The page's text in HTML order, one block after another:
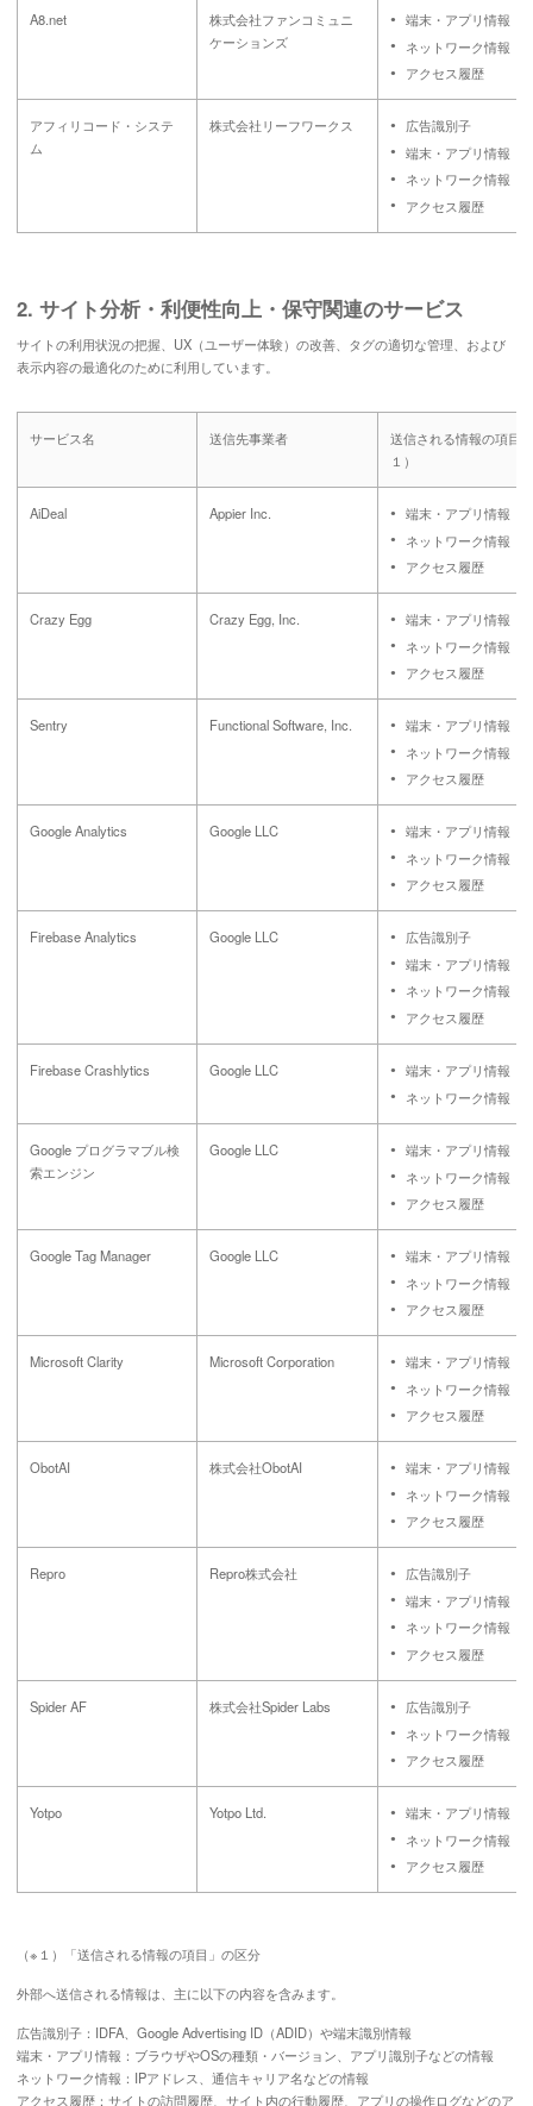
A8.net
株式会社ファンコミュニ
ケーションズ
端末・アプリ情報
ネットワーク情報
アクセス履歴
アフィリコード・システ
ム
株式会社リーフワークス
広告識別子
端末・アプリ情報
ネットワーク情報
アクセス履歴
2. サイト分析・利便性向上・保守関連のサービス
サイトの利用状況の把握、UX（ユーザー体験）の改善、タグの適切な管理、および
表示内容の最適化のために利用しています。
サービス名 送信先事業者
送信される情報の項目
１）
AiDeal Appier Inc.
端末・アプリ情報
ネットワーク情報
アクセス履歴
Crazy Egg Crazy Egg, Inc.
端末・アプリ情報
ネットワーク情報
アクセス履歴
Sentry Functional Software, Inc.
端末・アプリ情報
ネットワーク情報
アクセス履歴
Google Analytics Google LLC
端末・アプリ情報
ネットワーク情報
アクセス履歴
Firebase Analytics Google LLC
広告識別子
端末・アプリ情報
ネットワーク情報
アクセス履歴
Firebase Crashlytics Google LLC
端末・アプリ情報
ネットワーク情報
Google プログラマブル検
索エンジン
Google LLC
端末・アプリ情報
ネットワーク情報
アクセス履歴
Google Tag Manager Google LLC
端末・アプリ情報
ネットワーク情報
アクセス履歴
Microsoft Clarity Microsoft Corporation
端末・アプリ情報
ネットワーク情報
アクセス履歴
ObotAI 株式会社ObotAI
端末・アプリ情報
ネットワーク情報
アクセス履歴
Repro Repro株式会社
広告識別子
端末・アプリ情報
ネットワーク情報
アクセス履歴
Spider AF 株式会社Spider Labs
広告識別子
ネットワーク情報
アクセス履歴
Yotpo Yotpo Ltd.
端末・アプリ情報
ネットワーク情報
アクセス履歴
（※１）「送信される情報の項目」の区分
外部へ送信される情報は、主に以下の内容を含みます。
広告識別子：IDFA、Google Advertising ID（ADID）や端末識別情報
端末・アプリ情報：ブラウザやOSの種類・バージョン、アプリ識別子などの情報
ネットワーク情報：IPアドレス、通信キャリア名などの情報
アクセス履歴：サイトの訪問履歴、サイト内の行動履歴、アプリの操作ログなどのア